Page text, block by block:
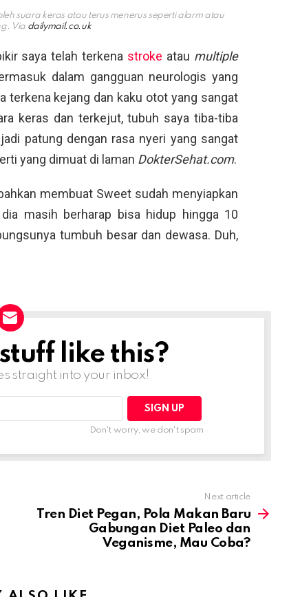
suara keras atau terus menerus seperti alarm atau
Via dailymail.co.uk
saya telah terkena stroke atau multiple
dalam gangguan neurologis yang
terkena kejang dan kaku otot yang sangat
keras dan terkejut, tubuh saya tiba-tiba
patung dengan rasa nyeri yang sangat
yang dimuat di laman DokterSehat.com.
membuat Sweet sudah menyiapkan
masih berharap bisa hidup hingga 10
tumbuh besar dan dewasa. Duh,
like this?
straight into your inbox!
Don't worry, we don't spam
Next article
Tren Diet Pegan, Pola Makan Baru
Gabungan Diet Paleo dan
Veganisme, Mau Coba?